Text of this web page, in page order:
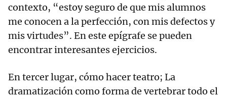
contexto, “estoy seguro de que mis alumnos
me conocen a la perfección, con mis defectos y
mis virtudes”. En este epígrafe se pueden
encontrar interesantes ejercicios.
En tercer lugar, cómo hacer teatro; La
dramatización como forma de vertebrar todo el